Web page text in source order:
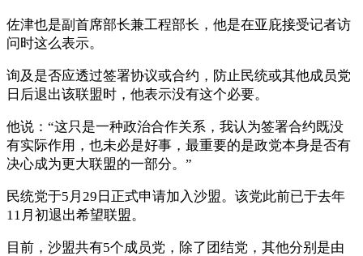
佐津也是副首席部长兼工程部长，他是在亚庇接受记者访
问时这么表示。
询及是否应透过签署协议或合约，防止民统或其他成员党
日后退出该联盟时，他表示没有这个必要。
他说：“这只是一种政治合作关系，我认为签署合约既没
有实际作用，也未必是好事，最重要的是政党本身是否有
决心成为更大联盟的一部分。”
民统党于5月29日正式申请加入沙盟。该党此前已于去年
11月初退出希望联盟。
目前，沙盟共有5个成员党，除了团结党，其他分别是由